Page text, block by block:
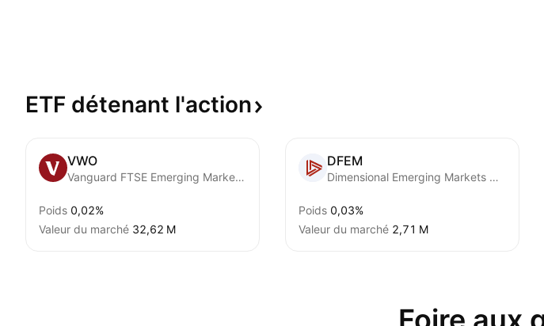
ETF détenant l'action
VWO
Vanguard FTSE Emerging Markets ETF
Poids 0,02%
Valeur du marché ‪32,62 M‬
DFEM
Dimensional Emerging Markets Core Equity 2 ETF
Poids 0,03%
Valeur du marché ‪2,71 M‬